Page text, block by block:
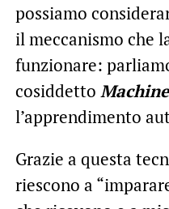
possiamo
il meccanismo che
funzionare:
cosiddetto
l’apprendimento
Grazie a questa
riescono a